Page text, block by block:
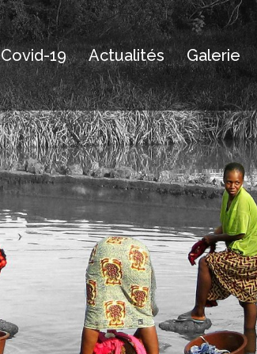
Covid-19 Actualités Galerie